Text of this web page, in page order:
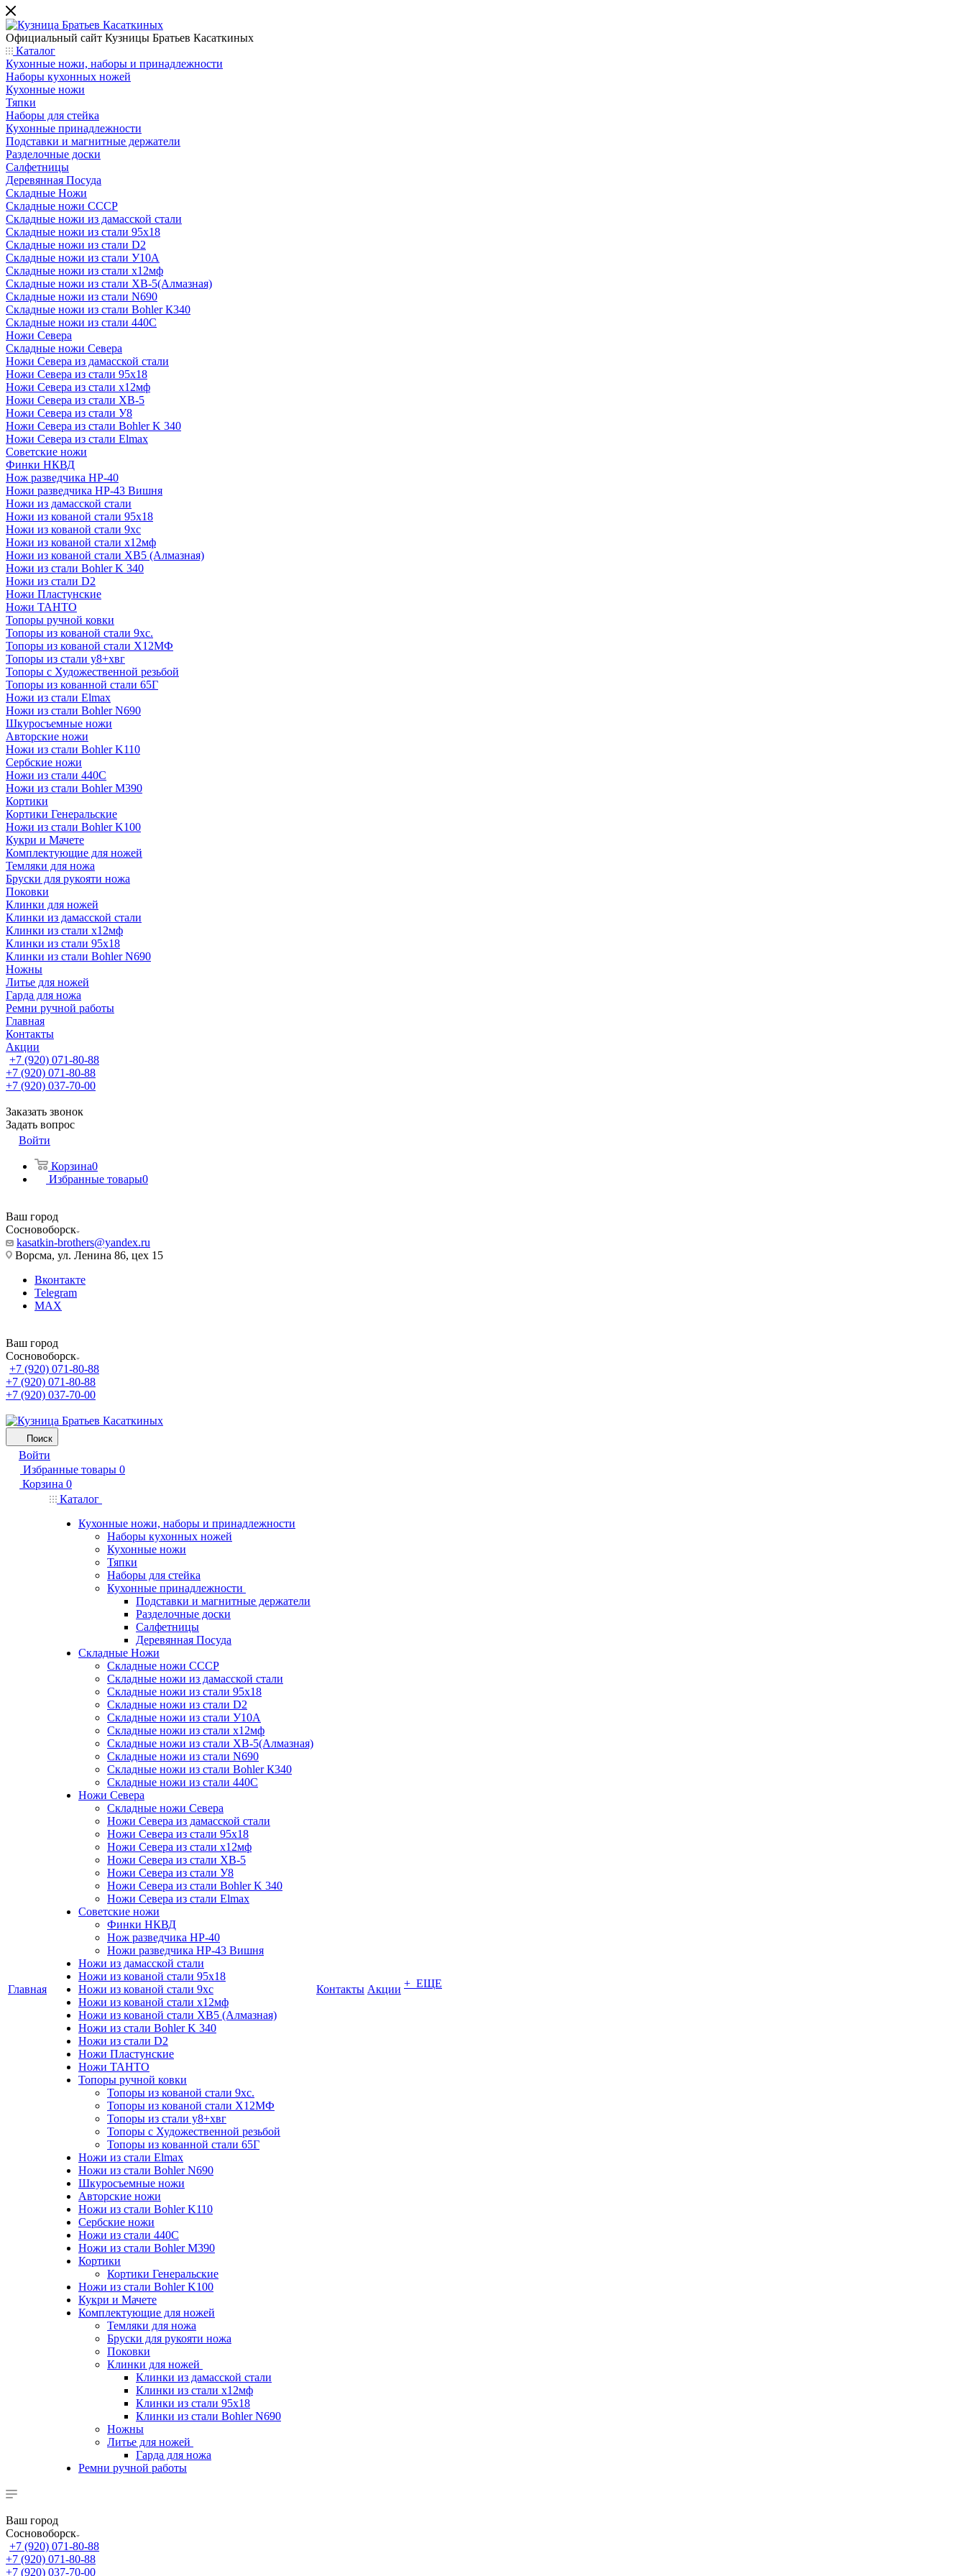
Официальный сайт Кузницы Братьев Касаткиных
Каталог
Кухонные ножи, наборы и принадлежности
Наборы кухонных ножей
Кухонные ножи
Тяпки
Наборы для стейка
Кухонные принадлежности
Подставки и магнитные держатели
Разделочные доски
Салфетницы
Деревянная Посуда
Складные Ножи
Cкладные ножи СССР
Складные ножи из дамасской стали
Складные ножи из стали 95х18
Складные ножи из стали D2
Складные ножи из стали У10А
Складные ножи из стали х12мф
Складные ножи из стали ХВ-5(Алмазная)
Складные ножи из стали N690
Складные ножи из стали Bohler К340
Складные ножи из стали 440С
Ножи Севера
Складные ножи Севера
Ножи Севера из дамасской стали
Ножи Севера из стали 95х18
Ножи Севера из стали х12мф
Ножи Севера из стали ХВ-5
Ножи Севера из стали У8
Ножи Севера из стали Bohler K 340
Ножи Севера из стали Elmax
Советские ножи
Финки НКВД
Нож разведчика НР-40
Ножи разведчика НР-43 Вишня
Ножи из дамасской стали
Ножи из кованой стали 95х18
Ножи из кованой стали 9хс
Ножи из кованой стали х12мф
Ножи из кованой стали ХВ5 (Алмазная)
Ножи из стали Bohler K 340
Ножи из стали D2
Ножи Пластунские
Ножи ТАНТО
Топоры ручной ковки
Топоры из кованой стали 9хс.
Топоры из кованой стали Х12МФ
Топоры из стали у8+хвг
Топоры с Художественной резьбой
Топоры из кованной стали 65Г
Ножи из стали Elmax
Ножи из стали Bohler N690
Шкуросъемные ножи
Авторские ножи
Ножи из стали Bohler K110
Сербские ножи
Ножи из стали 440С
Ножи из стали Bohler M390
Кортики
Кортики Генеральские
Ножи из стали Bohler K100
Кукри и Мачете
Комплектующие для ножей
Темляки для ножа
Бруски для рукояти ножа
Поковки
Клинки для ножей
Клинки из дамасской стали
Клинки из стали х12мф
Клинки из стали 95х18
Клинки из стали Bohler N690
Ножны
Литье для ножей
Гарда для ножа
Ремни ручной работы
Главная
Контакты
Акции
+7 (920) 071-80-88
+7 (920) 071-80-88
+7 (920) 037-70-00
Заказать звонок
Задать вопрос
Войти
Корзина0
Избранные товары0
Ваш город
Сосновоборск
kasatkin-brothers@yandex.ru
Ворсма, ул. Ленина 86, цех 15
Вконтакте
Telegram
MAX
Ваш город
Сосновоборск
+7 (920) 071-80-88
+7 (920) 071-80-88
+7 (920) 037-70-00
Поиск
Войти
Избранные товары 0
Корзина 0
Главная
Каталог
Кухонные ножи, наборы и принадлежности
Наборы кухонных ножей
Кухонные ножи
Тяпки
Наборы для стейка
Кухонные принадлежности
Подставки и магнитные держатели
Разделочные доски
Салфетницы
Деревянная Посуда
Складные Ножи
Cкладные ножи СССР
Складные ножи из дамасской стали
Складные ножи из стали 95х18
Складные ножи из стали D2
Складные ножи из стали У10А
Складные ножи из стали х12мф
Складные ножи из стали ХВ-5(Алмазная)
Складные ножи из стали N690
Складные ножи из стали Bohler К340
Складные ножи из стали 440С
Ножи Севера
Складные ножи Севера
Ножи Севера из дамасской стали
Ножи Севера из стали 95х18
Ножи Севера из стали х12мф
Ножи Севера из стали ХВ-5
Ножи Севера из стали У8
Ножи Севера из стали Bohler K 340
Ножи Севера из стали Elmax
Советские ножи
Финки НКВД
Нож разведчика НР-40
Ножи разведчика НР-43 Вишня
Ножи из дамасской стали
Ножи из кованой стали 95х18
Ножи из кованой стали 9хс
Ножи из кованой стали х12мф
Ножи из кованой стали ХВ5 (Алмазная)
Ножи из стали Bohler K 340
Ножи из стали D2
Ножи Пластунские
Ножи ТАНТО
Топоры ручной ковки
Топоры из кованой стали 9хс.
Топоры из кованой стали Х12МФ
Топоры из стали у8+хвг
Топоры с Художественной резьбой
Топоры из кованной стали 65Г
Ножи из стали Elmax
Ножи из стали Bohler N690
Шкуросъемные ножи
Авторские ножи
Ножи из стали Bohler K110
Сербские ножи
Ножи из стали 440С
Ножи из стали Bohler M390
Кортики
Кортики Генеральские
Ножи из стали Bohler K100
Кукри и Мачете
Комплектующие для ножей
Темляки для ножа
Бруски для рукояти ножа
Поковки
Клинки для ножей
Клинки из дамасской стали
Клинки из стали х12мф
Клинки из стали 95х18
Клинки из стали Bohler N690
Ножны
Литье для ножей
Гарда для ножа
Ремни ручной работы
Контакты Акции + ЕЩЕ
Ваш город
Сосновоборск
+7 (920) 071-80-88
+7 (920) 071-80-88
+7 (920) 037-70-00